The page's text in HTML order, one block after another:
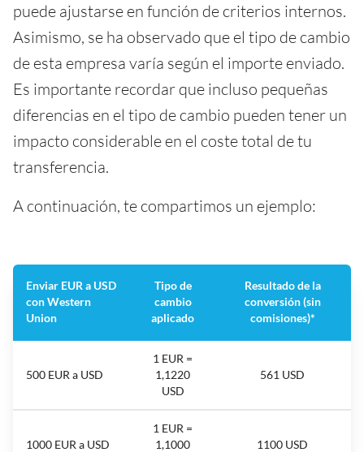
puede ajustarse en función de criterios internos.
Asimismo, se ha observado que el tipo de cambio
de esta empresa varía según el importe enviado.
Es importante recordar que incluso pequeñas
diferencias en el tipo de cambio pueden tener un
impacto considerable en el coste total de tu
transferencia.
A continuación, te compartimos un ejemplo:
Enviar EUR a USD
con Western
Union
Tipo de
cambio
aplicado
Resultado de la
conversión (sin
comisiones)*
500 EUR a USD
1 EUR =
1,1220
USD
561 USD
1000 EUR a USD
1 EUR =
1,1000
1100 USD